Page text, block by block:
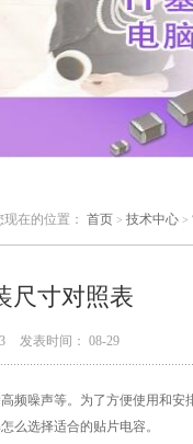
现在的位置： 首页 > 技术中心 >
尺寸对照表
发表时间： 08-29
频噪声等。为了方便使用和安
么选择适合的贴片电容。